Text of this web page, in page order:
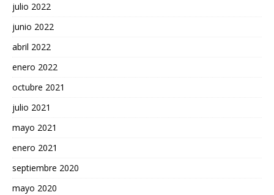
julio 2022
junio 2022
abril 2022
enero 2022
octubre 2021
julio 2021
mayo 2021
enero 2021
septiembre 2020
mayo 2020